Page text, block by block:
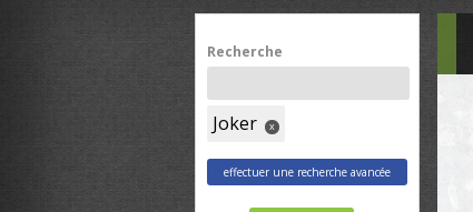
Recherche
Joker x
effectuer une recherche avancée